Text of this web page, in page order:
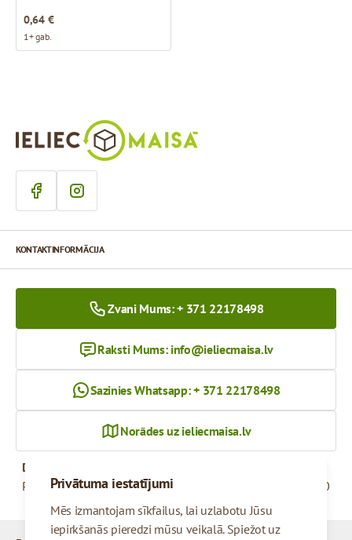
0,64 €
1+ gab.
Privātuma iestatījumi
Mēs izmantojam sīkfailus, lai uzlabotu Jūsu
iepirkšanās pieredzi mūsu veikalā. Spiežot uz
KONTAKTINFORMĀCIJA
Zvani Mums: + 371 22178498
Raksti Mums: info@ieliecmaisa.lv
Sazinies Whatsapp: + 371 22178498
Norādes uz ieliecmaisa.lv
Darba Laiks
Pirmdiena - Piektdiena
09:00 - 17:00